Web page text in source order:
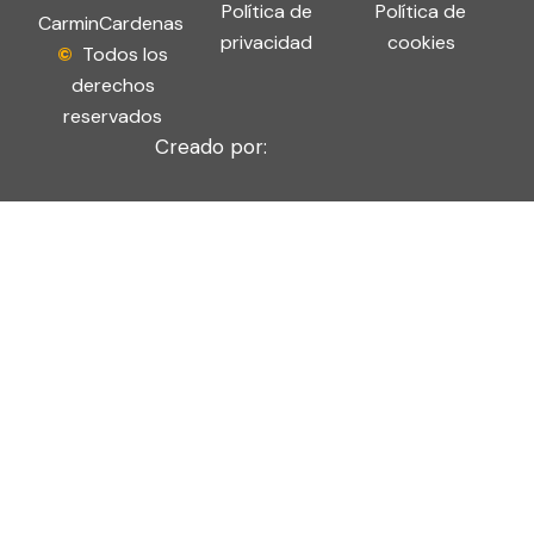
a
g
b
CarminCardenas
© Todos los
derechos
reservados
Política de
privacidad
Política de
cookies
Creado por: